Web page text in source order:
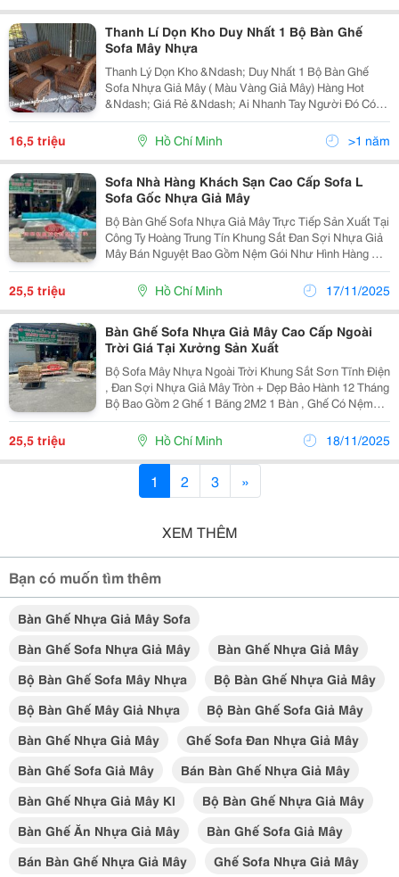
Thanh Lí Dọn Kho Duy Nhất 1 Bộ Bàn Ghế
Sofa Mây Nhựa
Thanh Lý Dọn Kho &Ndash; Duy Nhất 1 Bộ Bàn Ghế
Sofa Nhựa Giả Mây ( Màu Vàng Giả Mây) Hàng Hot
&Ndash; Giá Rẻ &Ndash; Ai Nhanh Tay Người Đó Có!
Bộ Bàn Ghế Sofa Nhựa Giả Mây Duy Nhất 1 Bộ Đang
Chờ Chủ Nhân Mới! Bàn Ghế Sofa Mây Nhựa Có Thiết
Kế Sang...
16,5 triệu Hồ Chí Minh >1 năm
Sofa Nhà Hàng Khách Sạn Cao Cấp Sofa L
Sofa Gốc Nhựa Giả Mây
Bộ Bàn Ghế Sofa Nhựa Giả Mây Trực Tiếp Sản Xuất Tại
Công Ty Hoàng Trung Tín Khung Sắt Đan Sợi Nhựa Giả
Mây Bán Nguyệt Bao Gồm Nệm Gói Như Hình Hàng Đặt
Theo Yêu Cầu Bảo Hành 12 Tháng Lỗi Nhà Sản Xuất Ưu
25,5 triệu Hồ Chí Minh 17/11/2025
Bàn Ghế Sofa Nhựa Giả Mây Cao Cấp Ngoài
Trời Giá Tại Xưởng Sản Xuất
Bộ Sofa Mây Nhựa Ngoài Trời Khung Sắt Sơn Tĩnh Điện
, Đan Sợi Nhựa Giả Mây Tròn + Dẹp Bảo Hành 12 Tháng
Bộ Bao Gồm 2 Ghế 1 Băng 2M2 1 Bàn , Ghế Có Nệm
Ngồi 8P Có Gói Tựa , Bàn Có Kính Trắng 8Li Thường
Màu Sắc Theo Yêu Cầu Nhận Sản Xuất Theo
25,5 triệu Hồ Chí Minh 18/11/2025
1 2 3 »
XEM THÊM
Bạn có muốn tìm thêm
Bàn Ghế Nhựa Giả Mây Sofa
Bàn Ghế Sofa Nhựa Giả Mây
Bàn Ghế Nhựa Giả Mây
Bộ Bàn Ghế Sofa Mây Nhựa
Bộ Bàn Ghế Nhựa Giả Mây
Bộ Bàn Ghế Mây Giả Nhựa
Bộ Bàn Ghế Sofa Giả Mây
Bàn Ghế Nhựa Giả Mây
Ghế Sofa Đan Nhựa Giả Mây
Bàn Ghế Sofa Giả Mây
Bán Bàn Ghế Nhựa Giả Mây
Bàn Ghế Nhựa Giả Mây Kl
Bộ Bàn Ghế Nhựa Giả Mây
Bàn Ghế Ăn Nhựa Giả Mây
Bàn Ghế Sofa Giả Mây
Bán Bàn Ghế Nhựa Giả Mây
Ghế Sofa Nhựa Giả Mây